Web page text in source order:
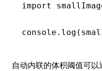
import
console .log
自动内联的体积阈值可以